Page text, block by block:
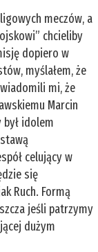
meczów, a
chcieliby
dopiero w
myślałem, że
mi, że
Marcin
idolem
celujący w
się
Ruch. Formą
jeśli patrzymy
dużym